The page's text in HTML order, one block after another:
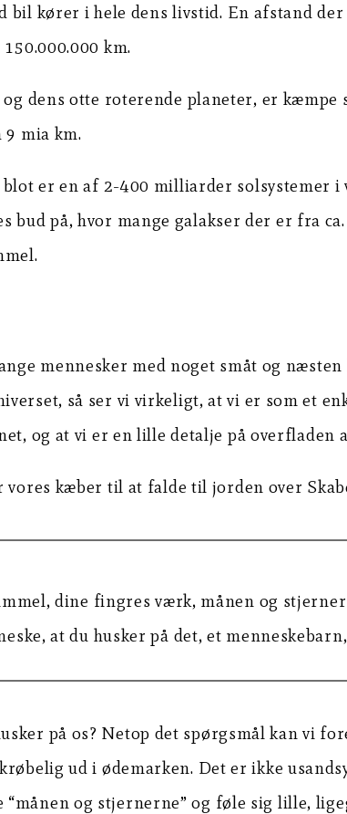
bil kører i hele dens livstid. En afstand
km.
og dens otte roterende planeter, er
9 mia km.
blot er en af 2-400 milliarder solsystemer
på, hvor mange galakser der er fra
mennesker med noget småt og
så ser vi virkeligt, at vi er som et
og at vi er en lille detalje på overfladen
vores kæber til at falde til jorden over
dine fingres værk, månen og
at du husker på det, et
på os? Netop det spørgsmål kan vi
ud i ødemarken. Det er ikke
“månen og stjernerne” og føle sig lille,